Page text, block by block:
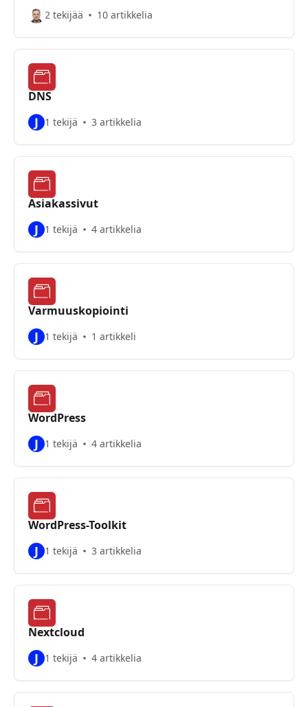
2 tekijää 10 artikkelia
DNS
J 1 tekijä 3 artikkelia
Asiakassivut
J 1 tekijä 4 artikkelia
Varmuuskopiointi
J 1 tekijä 1 artikkeli
WordPress
J 1 tekijä 4 artikkelia
WordPress-Toolkit
J 1 tekijä 3 artikkelia
Nextcloud
J 1 tekijä 4 artikkelia